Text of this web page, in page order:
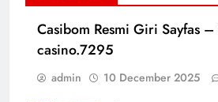
Casibom Resmi Giri Sayfas
casino.7295
admin 10 December 2025